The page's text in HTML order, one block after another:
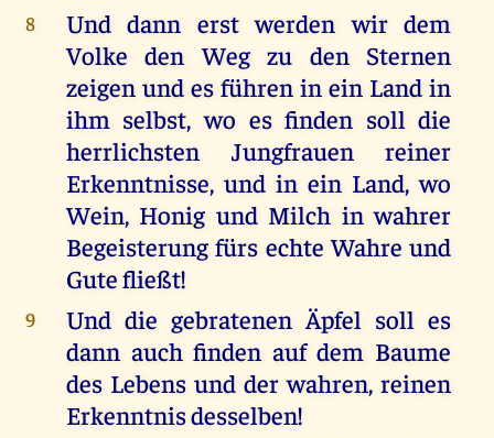
8
Und dann erst werden wir dem
Volke den Weg zu den Sternen
zeigen und es führen in ein Land in
ihm selbst, wo es finden soll die
herrlichsten Jungfrauen reiner
Erkenntnisse, und in ein Land, wo
Wein, Honig und Milch in wahrer
Begeisterung fürs echte Wahre und
Gute fließt!
9
Und die gebratenen Äpfel soll es
dann auch finden auf dem Baume
des Lebens und der wahren, reinen
Erkenntnis desselben!